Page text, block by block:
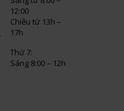
12:00
Chiều từ 13h –
17h
Thứ 7:
Sáng 8:00 – 12h